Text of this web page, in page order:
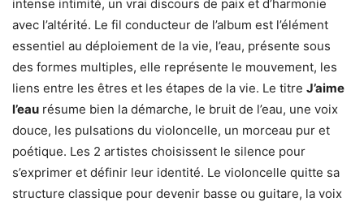
intense intimité, un vrai discours de paix et d’harmonie
avec l’altérité. Le fil conducteur de l’album est l’élément
essentiel au déploiement de la vie, l’eau, présente sous
des formes multiples, elle représente le mouvement, les
liens entre les êtres et les étapes de la vie. Le titre J’aime
l’eau résume bien la démarche, le bruit de l’eau, une voix
douce, les pulsations du violoncelle, un morceau pur et
poétique. Les 2 artistes choisissent le silence pour
s’exprimer et définir leur identité. Le violoncelle quitte sa
structure classique pour devenir basse ou guitare, la voix